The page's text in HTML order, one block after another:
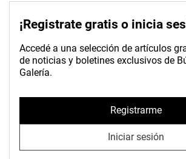
¡Registrate gratis o inicia
Accedé a una selección de artículos
de noticias y boletines exclusivos de
Galería.
Registrarme
Iniciar sesión